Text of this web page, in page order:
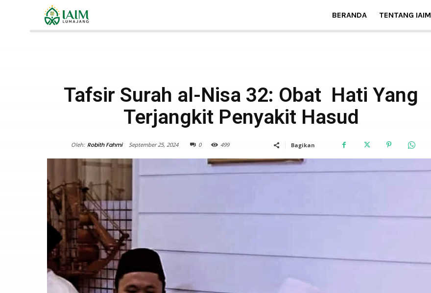
BERANDA TENTANG IAIM
Tafsir Surah al-Nisa 32: Obat Hati Yang
Terjangkit Penyakit Hasud
Oleh: Robith Fahmi September 25, 2024 0 499 Bagikan